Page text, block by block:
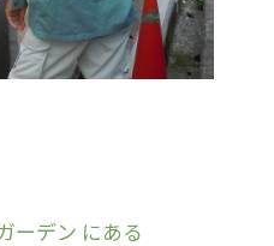
ーデン にある